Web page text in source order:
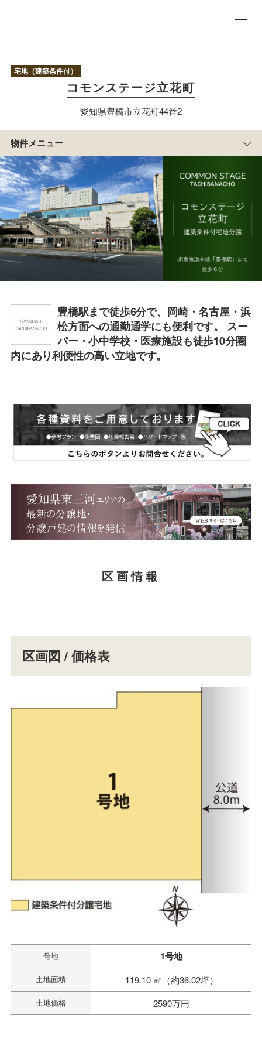
宅地（建築条件付）
コモンステージ立花町
愛知県豊橋市立花町44番2
物件メニュー
区
真
アクセス/周辺
マップ
まち
の紹
介
物
件
概
要
積水ハウスのすまい
づくり
本町Ⅱ
豊橋駅まで徒歩6分で、岡崎・名古屋・浜
松方面への通勤通学にも便利です。 スー
パー・小中学校・医療施設も徒歩10分圏
内にあり利便性の高い立地です。
区画情報
区画図 / 価格表
号地 1号地
土地面積 119.10 ㎡（約36.02坪）
土地価格 2590万円